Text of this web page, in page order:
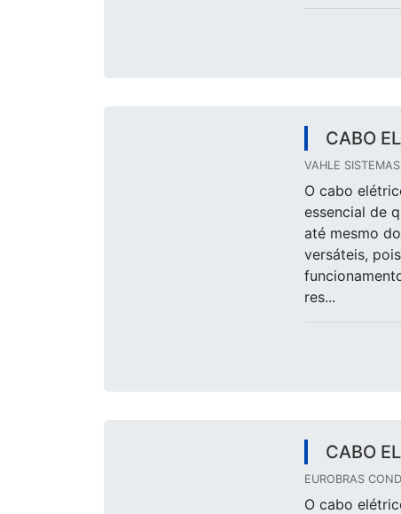
CABO
VAHLE
O cabo
essencial de
até mesmo
versáteis,
res...
CABO
EUROBRAS
O cabo